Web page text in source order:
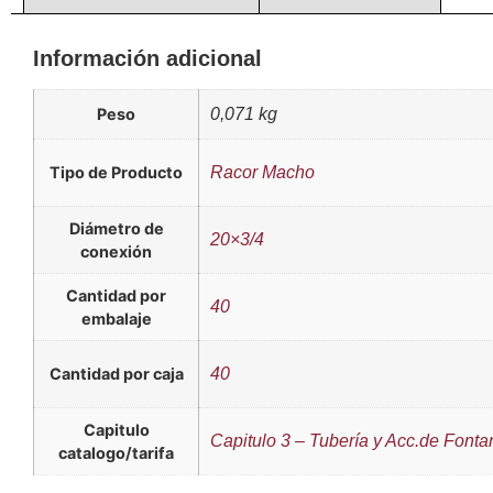
Información adicional
Peso 0,071 kg
Tipo de Producto Racor Macho
Diámetro de
conexión
20×3/4
Cantidad por
embalaje
40
Cantidad por caja 40
Capitulo
catalogo/tarifa
Capitulo 3 – Tubería y Acc.de